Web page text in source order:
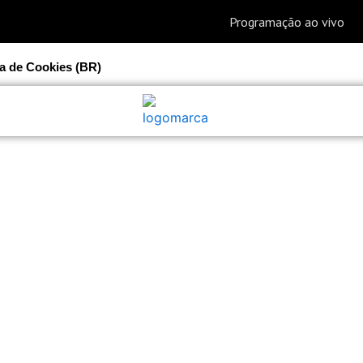
de Cookies (BR)